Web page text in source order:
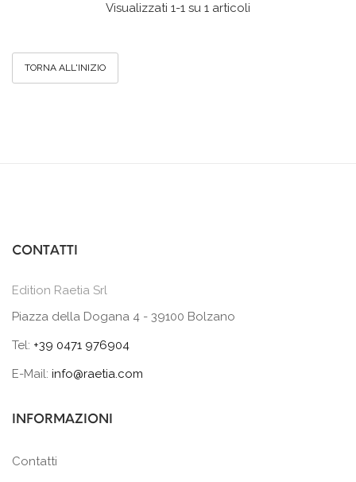
Visualizzati 1-1 su 1 articoli
TORNA ALL'INIZIO
CONTATTI
Edition Raetia Srl
Piazza della Dogana 4 - 39100 Bolzano
Tel: +39 0471 976904
E-Mail: info@raetia.com
INFORMAZIONI
Contatti